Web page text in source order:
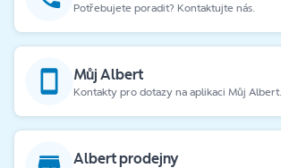
Potřebujete poradit? Kontaktujte nás.
Můj Albert
Kontakty pro dotazy na aplikaci Můj Albert.
Albert prodejny